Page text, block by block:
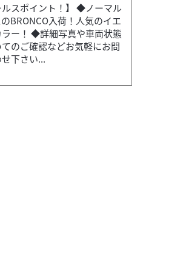
交換サービス...
ルスポイント！】 ◆ノーマル
BRONCO入荷！人気のイエ
ラー！ ◆詳細写真や車両状態
のご確認などお気軽にお問
下さい...